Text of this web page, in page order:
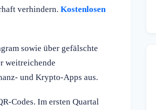
verhindern. Kostenlosen
sowie über gefälschte
weitreichende
und Krypto-Apps aus.
Codes. Im ersten Quartal